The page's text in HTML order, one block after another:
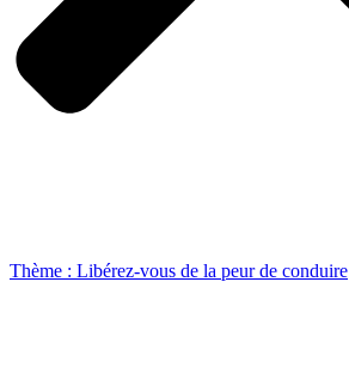
Thème : Libérez-vous de la peur de conduire